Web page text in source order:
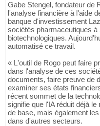
Gabe Stengel, fondateur de
l'analyse financière à l'aide
banque d'investissement
sociétés pharmaceutiques
biotechnologiques.
automatisé ce travail.
« L'outil de Rogo peut faire
dans l'analyse de ces
documents, faire preuve de
examiner ses états
récent sommet de la
signifie que l'IA réduit déjà
de base, mais également
dans d'autres secteurs.